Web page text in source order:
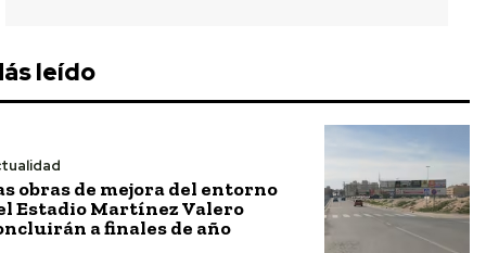
leído
obras de mejora del entorno
Estadio Martínez Valero
a finales de año